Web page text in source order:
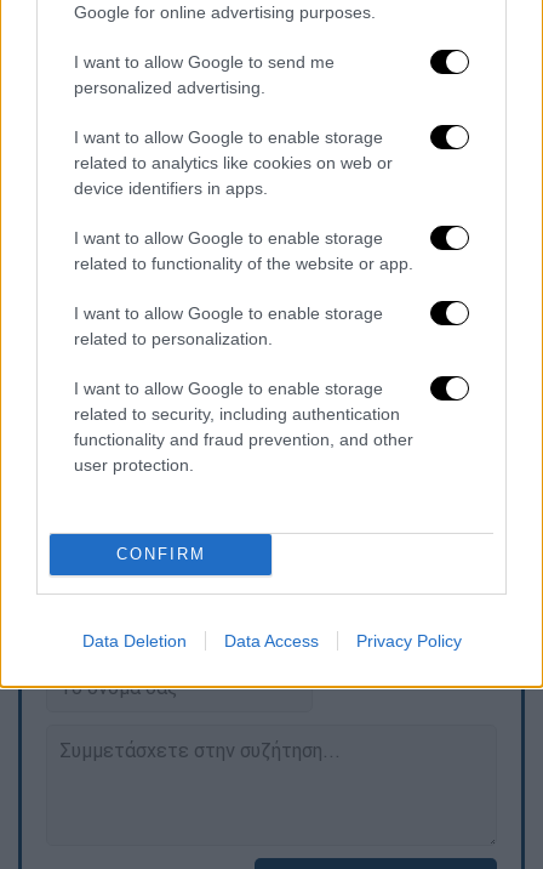
Google for online advertising purposes.
I want to allow Google to send me
personalized advertising.
I want to allow Google to enable storage
related to analytics like cookies on web or
device identifiers in apps.
I want to allow Google to enable storage
related to functionality of the website or app.
I want to allow Google to enable storage
related to personalization.
I want to allow Google to enable storage
related to security, including authentication
functionality and fraud prevention, and other
user protection.
CONFIRM
Data Deletion Data Access Privacy Policy
«Είναι θρύλος και δεν ήθελα να φαίνεται σαν
να κοροϊδεύω το πρόσωπο. Ξέρω ότι το
πρόγραμμα είναι για να περάσει καλά ο
κόσμος αλλά ταυτόχρονα ήθελα να είμαι
σοβαρός. Ήθελα να το κάνω με σεβασμό και
θα είμαι πολύ χαρούμενος εάν οι Έλληνες
δουν αυτό το συναίσθημα. Έκανα ό,τι
Τα σχολιά σας δημοσιεύονται άμεσα με δική σας ευθύνη. Το
διαγράφονται